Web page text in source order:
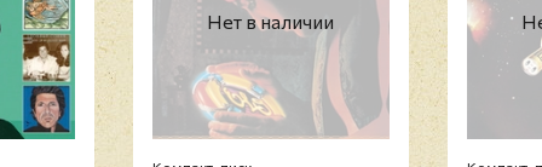
Нет в наличии